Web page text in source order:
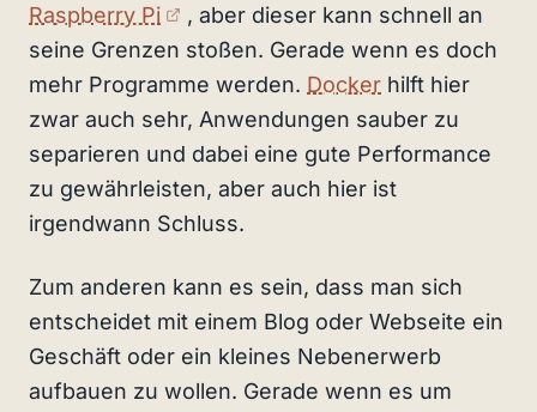
Raspberry Pi
(externer Link)
, aber dieser kann schnell an
seine Grenzen stoßen. Gerade wenn es doch
mehr Programme werden. Docker hilft hier
zwar auch sehr, Anwendungen sauber zu
separieren und dabei eine gute Performance
zu gewährleisten, aber auch hier ist
irgendwann Schluss.
Zum anderen kann es sein, dass man sich
entscheidet mit einem Blog oder Webseite ein
Geschäft oder ein kleines Nebenerwerb
aufbauen zu wollen. Gerade wenn es um